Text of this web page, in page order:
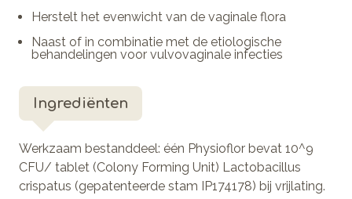
Herstelt het evenwicht van de vaginale flora
Naast of in combinatie met de etiologische
behandelingen voor vulvovaginale infecties
Ingrediënten
Werkzaam bestanddeel: één Physioflor bevat 10^9
CFU/ tablet (Colony Forming Unit) Lactobacillus
crispatus (gepatenteerde stam IP174178) bij vrijlating.